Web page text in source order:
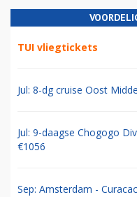
TUI vliegtickets
Jul: 8-dg cruise Oost
Jul: 9-daagse Chogogo
€1056
Sep: Amsterdam -